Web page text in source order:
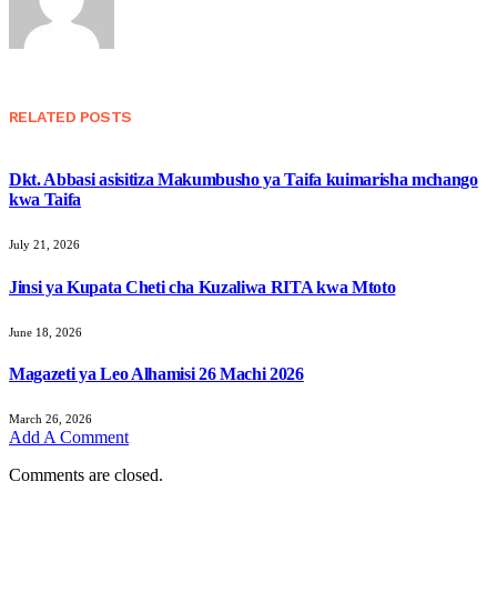
RELATED POSTS
Dkt. Abbasi asisitiza Makumbusho ya Taifa kuimarisha mchango
kwa Taifa
July 21, 2026
Jinsi ya Kupata Cheti cha Kuzaliwa RITA kwa Mtoto
June 18, 2026
Magazeti ya Leo Alhamisi 26 Machi 2026
March 26, 2026
Add A Comment
Comments are closed.